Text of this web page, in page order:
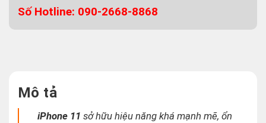
Số Hotline: 090-2668-8868
Mô tả
iPhone 11 sở hữu hiệu năng khá mạnh mẽ, ổn